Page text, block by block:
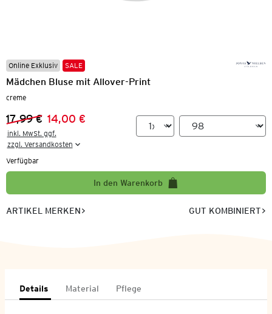
Online Exklusiv SALE
Mädchen Bluse mit Allover-Print
creme
Vorheriger Preis:
17,99 €
Neuer Preis:
14,00 €
inkl. MwSt. ggf.
zzgl. Versandkosten
Verfügbar
In den Warenkorb
ARTIKEL MERKEN GUT KOMBINIERT
Details Material Pflege